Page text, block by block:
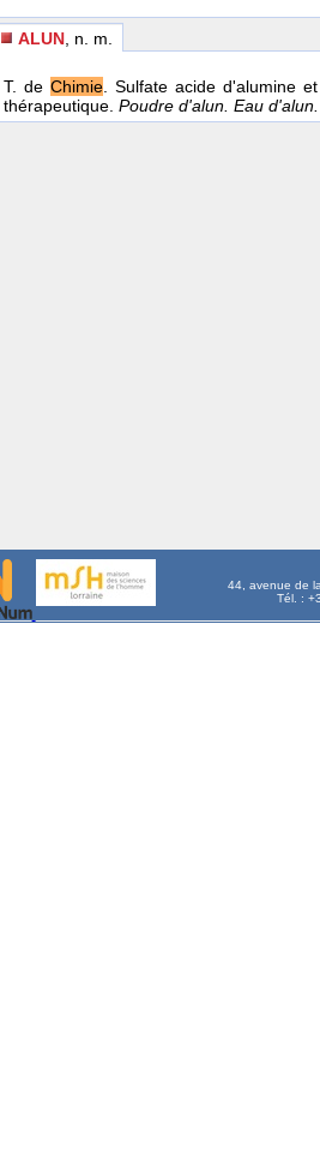
ALUN , n. m.
T. de Chimie. Sulfate acide d'alumine
thérapeutique. Poudre d'alun. Eau d'alun.
44, avenue de
Tél. :